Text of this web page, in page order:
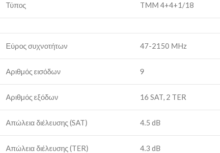
Τύπος TMM 4+4+1/18
Εύρος συχνοτήτων 47-2150 MHz
Αριθμός εισόδων 9
Αριθμός εξόδων 16 SAT, 2 TER
Απώλεια διέλευσης (SAT) 4.5 dB
Απώλεια διέλευσης (TER) 4.3 dB